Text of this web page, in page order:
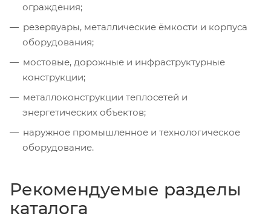
ограждения;
резервуары, металлические ёмкости и корпуса
оборудования;
мостовые, дорожные и инфраструктурные
конструкции;
металлоконструкции теплосетей и
энергетических объектов;
наружное промышленное и технологическое
оборудование.
Рекомендуемые разделы
каталога